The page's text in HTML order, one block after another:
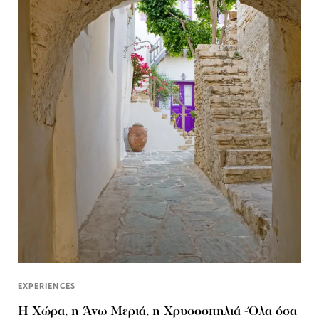
EXPERIENCES
Η Χώρα, η Άνω Μεριά, η Χρυσοσπηλιά -Όλα όσα